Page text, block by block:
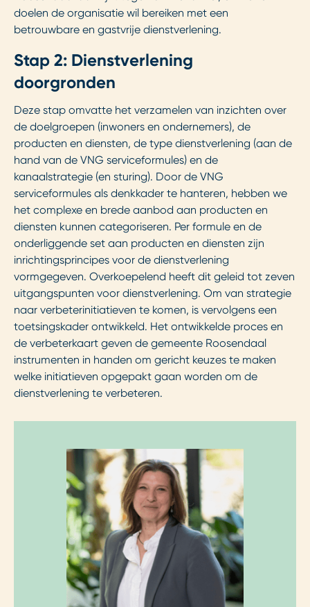
doelen de organisatie wil bereiken met een
betrouwbare en gastvrije dienstverlening.
Stap 2: Dienstverlening
doorgronden
Deze stap omvatte het verzamelen van inzichten over
de doelgroepen (inwoners en ondernemers), de
producten en diensten, de type dienstverlening (aan de
hand van de VNG serviceformules) en de
kanaalstrategie (en sturing). Door de VNG
serviceformules als denkkader te hanteren, hebben we
het complexe en brede aanbod aan producten en
diensten kunnen categoriseren. Per formule en de
onderliggende set aan producten en diensten zijn
inrichtingsprincipes voor de dienstverlening
vormgegeven. Overkoepelend heeft dit geleid tot zeven
uitgangspunten voor dienstverlening. Om van strategie
naar verbeterinitiatieven te komen, is vervolgens een
toetsingskader ontwikkeld. Het ontwikkelde proces en
de verbeterkaart geven de gemeente Roosendaal
instrumenten in handen om gericht keuzes te maken
welke initiatieven opgepakt gaan worden om de
dienstverlening te verbeteren.